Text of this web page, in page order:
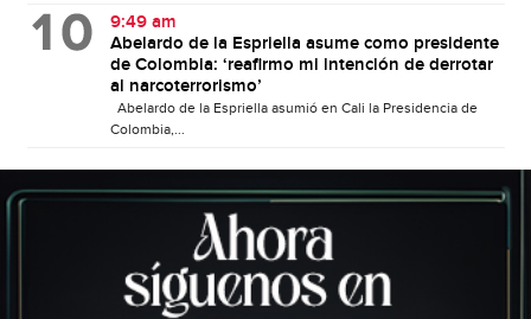
9:49 am
Abelardo de la Espriella asume como presidente
de Colombia: ‘reafirmo mi intención de derrotar
al narcoterrorismo’
Abelardo de la Espriella asumió en Cali la Presidencia de
Colombia,...